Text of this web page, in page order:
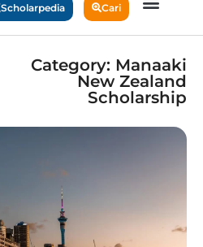
Scholarpedia Cari
Category: Manaaki
New Zealand
Scholarship